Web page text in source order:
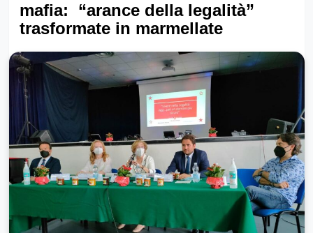
mafia: “arance della legalità”
trasformate in marmellate